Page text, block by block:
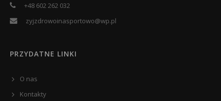
+48 602 262 032
zyjzdrowoinasportowo@wp.pl
PRZYDATNE LINKI
O nas
Kontakty